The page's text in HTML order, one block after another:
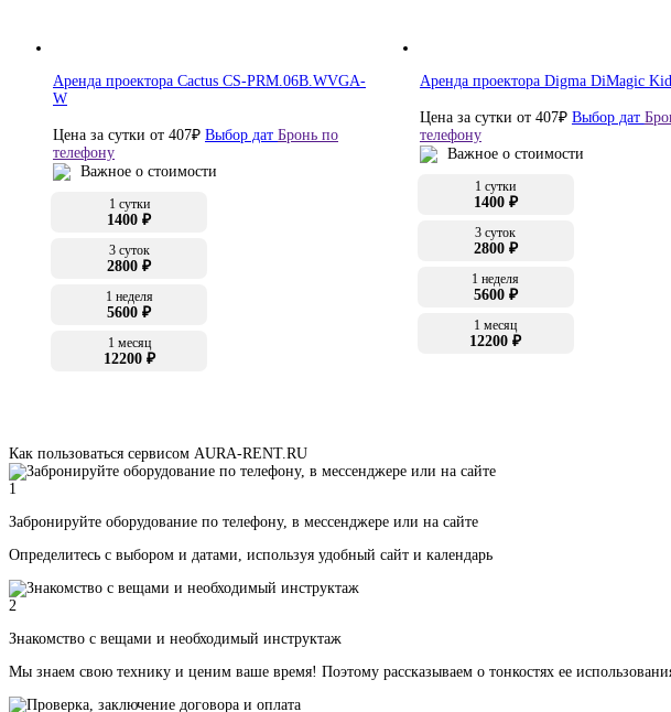
Аренда проектора Cactus CS-PRM.06B.WVGA-
W
Цена за сутки от 407₽ Выбор дат Бронь по
телефону
Важное о стоимости
1 сутки
1400 ₽
3 суток
2800 ₽
1 неделя
5600 ₽
1 месяц
12200 ₽
Аренда проектора Digma DiMagic
Цена за сутки от 407₽ Выбор дат
телефону
Важное о стоимости
1 сутки
1400 ₽
3 суток
2800 ₽
1 неделя
5600 ₽
1 месяц
12200 ₽
Как пользоваться сервисом AURA-RENT.RU
1
Забронируйте оборудование по телефону, в мессенджере или на сайте
Определитесь с выбором и датами, используя удобный сайт и календарь
2
Знакомство с вещами и необходимый инструктаж
Мы знаем свою технику и ценим ваше время! Поэтому рассказываем о тонкостях ее